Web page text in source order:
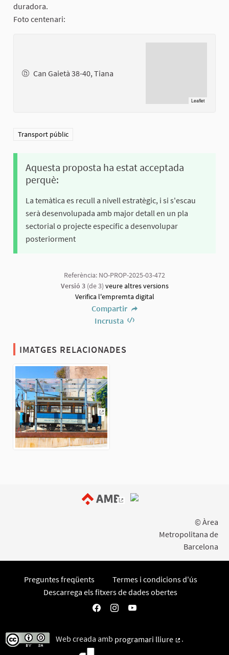
duradora.
Foto centenari:
Can Gaietà 38-40, Tiana
Leaflet
Resultats al filtrar per la categoria: Transport públic
Transport públic
Aquesta proposta ha estat acceptada
perquè:
La temàtica es recull a nivell estratègic, i si s'escau
serà desenvolupada amb major detall en un pla
sectorial o projecte específic a desenvolupar
posteriorment
Referència: NO-PROP-2025-03-472
Versió 3(de 3) veure altres versions
Verifica l'empremta digital
Compartir
Incrusta
IMATGES RELACIONADES
(Enllaç extern)
© Àrea
Metropolitana de
Barcelona
Preguntes freqüents
Termes i condicions d'ús
Descarrega els fitxers de dades obertes
Participa AMB a Facebook
Participa AMB a Instagram
Participa AMB a YouTube
Web creada amb programari lliure
.